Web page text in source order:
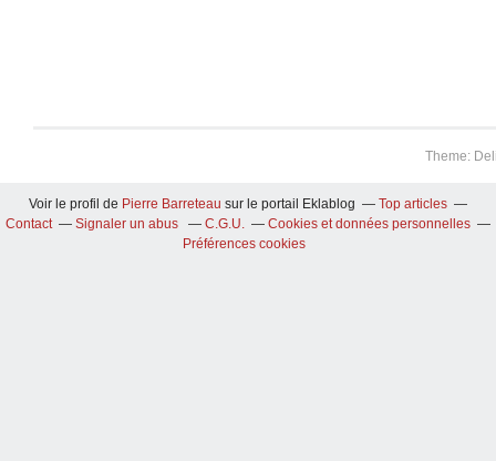
Theme:
Voir le profil de Pierre Barreteau sur le portail Eklablog
Top articles
Contact
Signaler un abus C.G.U.
Cookies et données personnelles
Préférences cookies